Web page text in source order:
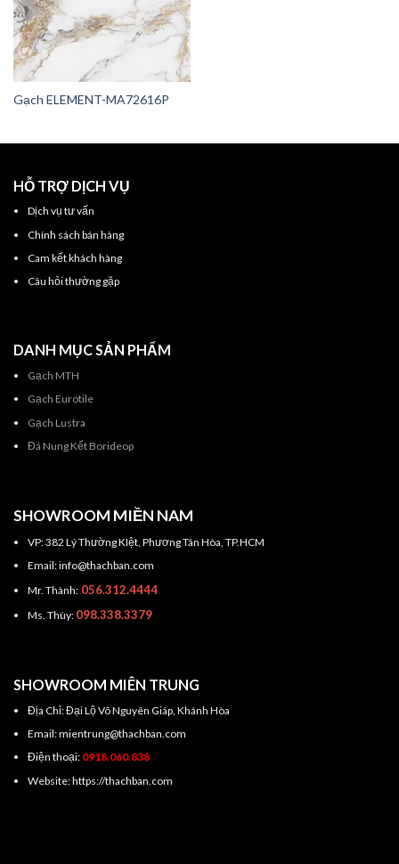
Gạch ELEMENT-MA72616P
HỖ TRỢ DỊCH VỤ
Dịch vụ tư vấn
Chính sách bán hàng
Cam kết khách hàng
Câu hỏi thường gặp
DANH MỤC SẢN PHẨM
Gạch MTH
Gạch Eurotile
Gạch Lustra
Đá Nung Kết Borideop
SHOWROOM MIỀN NAM
VP: 382 Lý Thường KIệt, Phương Tân Hòa, TP.HCM
Email: info@thachban.com
Mr. Thành:056.312.4444
Ms. Thùy: 098.338.3379
SHOWROOM MIÊN TRUNG
Địa Chỉ: Đại Lộ Võ Nguyên Giáp, Khánh Hòa
Email: mientrung@thachban.com
Điện thoại: 0918.060.838
Website: https://thachban.com